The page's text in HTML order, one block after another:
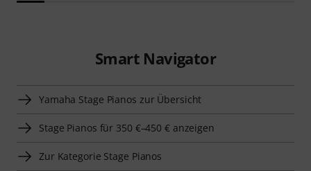
Smart Navigator
Yamaha Stage Pianos zur Übersicht
Stage Pianos für 350 €–450 € anzeigen
Zur Kategorie Stage Pianos